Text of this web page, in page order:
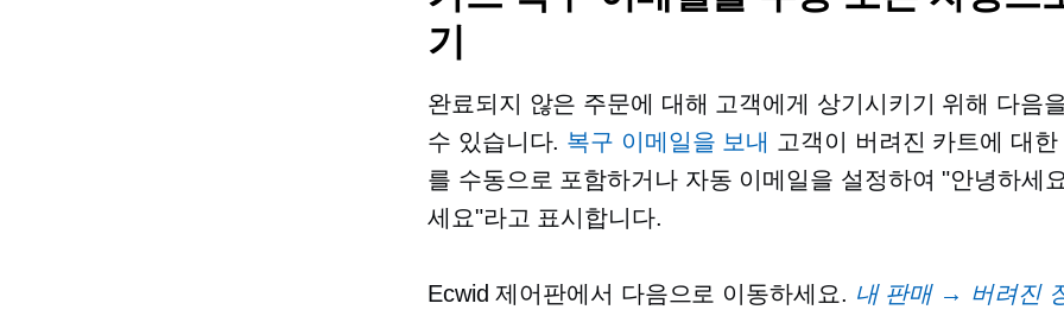
기
완료되지 않은 주문에 대해 고객에게 상기시키기 위해 다음
수 있습니다. 복구 이메일을 보내 고객이 버려진 카트에 대한
를 수동으로 포함하거나 자동 이메일을 설정하여 "안녕하세
세요"라고 표시합니다.
Ecwid 제어판에서 다음으로 이동하세요. 내 판매 → 버려진